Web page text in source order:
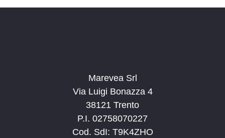
Marevea Srl
Via Luigi Bonazza 4
38121 Trento
P.I. 02758070227
Cod. SdI: T9K4ZHO